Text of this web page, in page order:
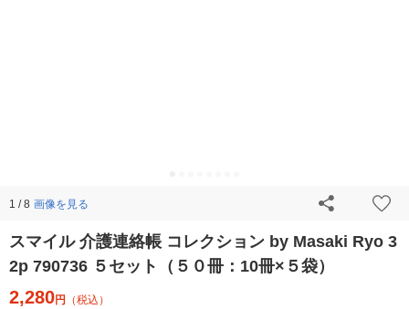
1 / 8 画像を見る
スマイル 介護連絡帳 コレクション by Masaki Ryo 3
2p 790736 ５セット（５０冊：10冊×５袋）
2,280円
（税込）